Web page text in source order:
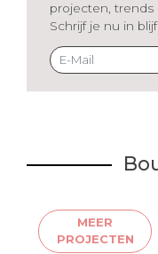
projecten,
Schrijf je nu in
MEER
PROJECTEN